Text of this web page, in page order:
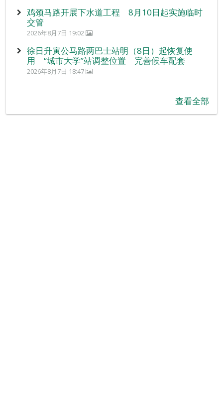
鸡颈马路开展下水道工程 8月10日起实施临时
交管
2026年8月7日 19:02
徐日升寅公马路两巴士站明（8日）起恢复使
用 “城市大学”站调整位置 完善候车配套
2026年8月7日 18:47
查看全部